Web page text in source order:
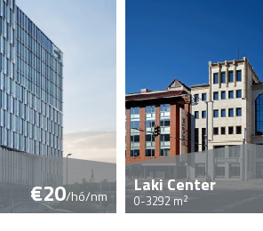
€20/hó/nm Laki Center
0-3292 m2